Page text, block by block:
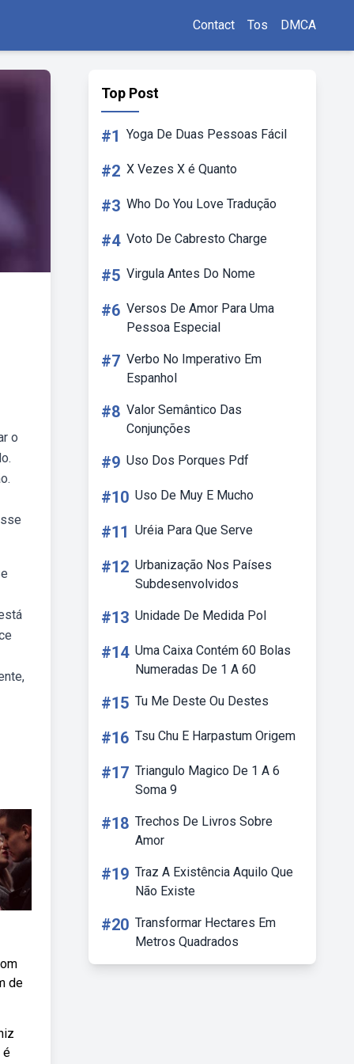
Contact Tos DMCA
o
de
é
Top Post
#1 Yoga De Duas Pessoas Fácil
#2 X Vezes X é Quanto
#3 Who Do You Love Tradução
#4 Voto De Cabresto Charge
#5 Virgula Antes Do Nome
#6 Versos De Amor Para Uma
Pessoa Especial
#7 Verbo No Imperativo Em
Espanhol
#8 Valor Semântico Das
Conjunções
#9 Uso Dos Porques Pdf
#10 Uso De Muy E Mucho
#11 Uréia Para Que Serve
#12 Urbanização Nos Países
Subdesenvolvidos
#13 Unidade De Medida Pol
#14 Uma Caixa Contém 60 Bolas
Numeradas De 1 A 60
#15 Tu Me Deste Ou Destes
#16 Tsu Chu E Harpastum Origem
#17 Triangulo Magico De 1 A 6
Soma 9
#18 Trechos De Livros Sobre
Amor
#19 Traz A Existência Aquilo Que
Não Existe
#20 Transformar Hectares Em
Metros Quadrados